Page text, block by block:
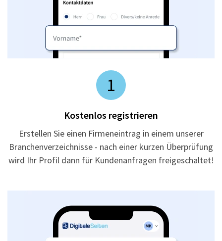
1
Kostenlos registrieren
Erstellen Sie einen Firmeneintrag in einem unserer
Branchenverzeichnisse - nach einer kurzen Überprüfung
wird Ihr Profil dann für Kundenanfragen freigeschaltet!